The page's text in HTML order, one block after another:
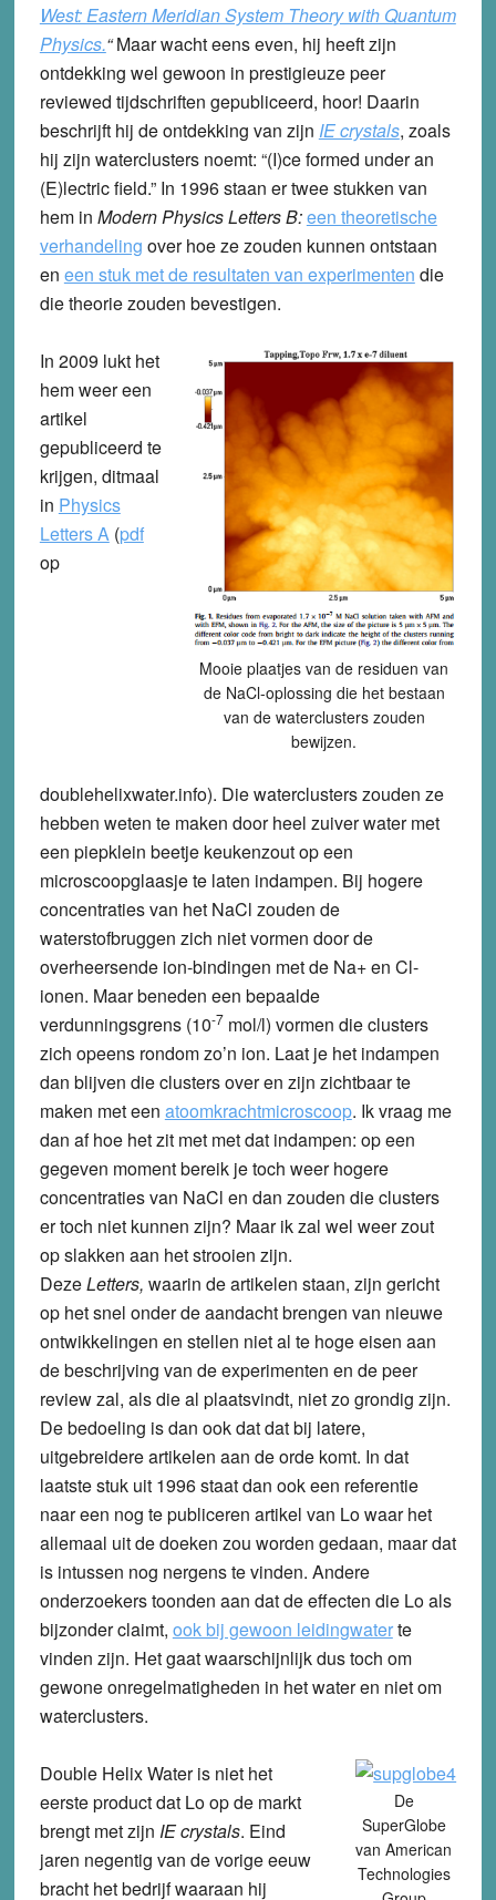
West: Eastern Meridian System Theory with Quantum
Physics.“ Maar wacht eens even, hij heeft zijn
ontdekking wel gewoon in prestigieuze peer
reviewed tijdschriften gepubliceerd, hoor! Daarin
beschrijft hij de ontdekking van zijn IE crystals, zoals
hij zijn waterclusters noemt: “(I)ce formed under an
(E)lectric field.” In 1996 staan er twee stukken van
hem in Modern Physics Letters B:een theoretische
verhandeling over hoe ze zouden kunnen ontstaan
en een stuk met de resultaten van experimenten die
die theorie zouden bevestigen.
Mooie plaatjes van de residuen van
de NaCl-oplossing die het bestaan
van de waterclusters zouden
bewijzen.
In 2009 lukt het
hem weer een
artikel
gepubliceerd te
krijgen, ditmaal
in Physics
Letters A(pdf
op
doublehelixwater.info). Die waterclusters zouden ze
hebben weten te maken door heel zuiver water met
een piepklein beetje keukenzout op een
microscoopglaasje te laten indampen. Bij hogere
concentraties van het NaCl zouden de
waterstofbruggen zich niet vormen door de
overheersende ion-bindingen met de Na+ en Cl-
ionen. Maar beneden een bepaalde
verdunningsgrens (10-7mol/l) vormen die clusters
zich opeens rondom zo’n ion. Laat je het indampen
dan blijven die clusters over en zijn zichtbaar te
maken met een atoomkrachtmicroscoop. Ik vraag me
dan af hoe het zit met met dat indampen: op een
gegeven moment bereik je toch weer hogere
concentraties van NaCl en dan zouden die clusters
er toch niet kunnen zijn? Maar ik zal wel weer zout
op slakken aan het strooien zijn.
DezeLetters, waarin de artikelen staan, zijn gericht
op het snel onder de aandacht brengen van nieuwe
ontwikkelingen en stellen niet al te hoge eisen aan
de beschrijving van de experimenten en de peer
review zal, als die al plaatsvindt, niet zo grondig zijn.
De bedoeling is dan ook dat dat bij latere,
uitgebreidere artikelen aan de orde komt. In dat
laatste stuk uit 1996 staat dan ook een referentie
naar een nog te publiceren artikel van Lo waar het
allemaal uit de doeken zou worden gedaan, maar dat
is intussen nog nergens te vinden. Andere
onderzoekers toonden aan dat de effecten die Lo als
bijzonder claimt, ook bij gewoon leidingwaterte
vinden zijn. Het gaat waarschijnlijk dus toch om
gewone onregelmatigheden in het water en niet om
waterclusters.
De
SuperGlobe
van American
Technologies
Double Helix Water is niet het
eerste product dat Lo op de markt
brengt met zijn IE crystals. Eind
jaren negentig van de vorige eeuw
bracht het bedrijf waaraan hij